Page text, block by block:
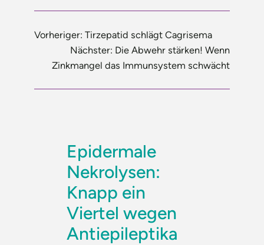
Vorheriger: Tirzepatid schlägt Cagrisema
Nächster: Die Abwehr stärken! Wenn
Zinkmangel das Immunsystem schwächt
Epidermale
Nekrolysen:
Knapp ein
Viertel wegen
Antiepileptika